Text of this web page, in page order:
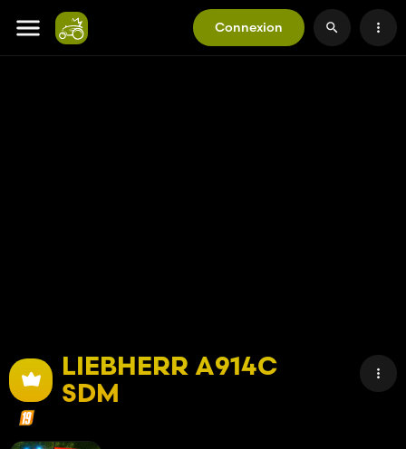
Connexion
LIEBHERR A914C
SDM